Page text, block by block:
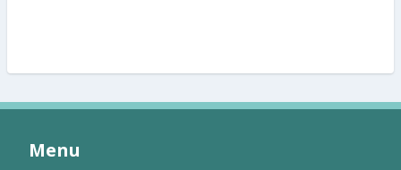
Menu